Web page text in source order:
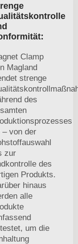
Clamp
Magland
strenge
des
– von der
zur
des
Produkts.
hinaus
alle
um die